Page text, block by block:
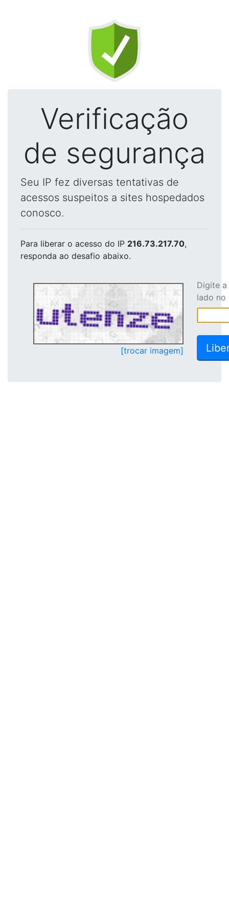
Verificação
de segurança
Seu IP fez diversas tentativas de
acessos suspeitos a sites hospedados
conosco.
Para liberar o acesso do IP 216.73.217.70,
responda ao desafio abaixo.
[trocar imagem]
Digite
lado no